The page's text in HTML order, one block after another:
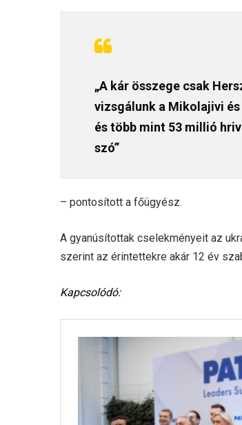
„A kár összege csak
vizsgálunk a Mikolajivi
és több mint 53 millió
szó”
– pontosított a főügyész.
A gyanúsítottak cselekményeit az
szerint az érintettekre akár 12 év
Kapcsolódó: